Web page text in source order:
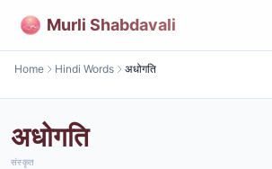
Murli Shabdavali
Home Hindi Words अधोगति
अधोगति
संस्कृत